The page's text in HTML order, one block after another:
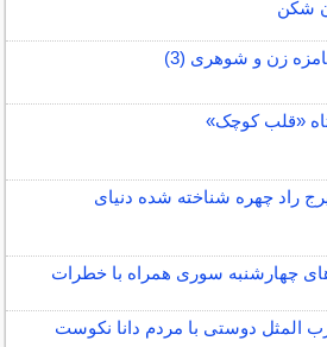
شکن
زن و شوهری (3)
«قلب کوچک»
راد چهره شناخته شده دنیای
چهارشنبه سوری همراه با خطرات
المثل دوستی با مردم دانا نكوست